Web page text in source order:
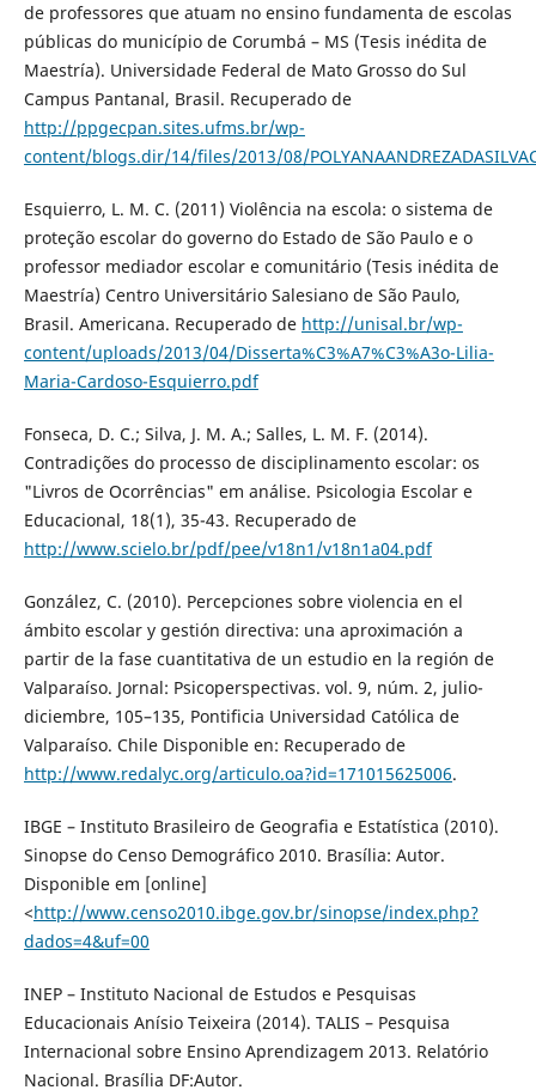
de professores que atuam no ensino fundamenta de escolas
públicas do município de Corumbá – MS (Tesis inédita de
Maestría). Universidade Federal de Mato Grosso do Sul
Campus Pantanal, Brasil. Recuperado de
http://ppgecpan.sites.ufms.br/wp-
content/blogs.dir/14/files/2013/08/
Esquierro, L. M. C. (2011) Violência na escola: o sistema de
proteção escolar do governo do Estado de São Paulo e o
professor mediador escolar e comunitário (Tesis inédita de
Maestría) Centro Universitário Salesiano de São Paulo,
Brasil. Americana. Recuperado de http://unisal.br/wp-
content/uploads/2013/04/Disserta%C3%A7%C3%A3o-Lilia-
Maria-Cardoso-Esquierro.pdf
Fonseca, D. C.; Silva, J. M. A.; Salles, L. M. F. (2014).
Contradições do processo de disciplinamento escolar: os
"Livros de Ocorrências" em análise. Psicologia Escolar e
Educacional, 18(1), 35-43. Recuperado de
http://www.scielo.br/pdf/pee/v18n1/v18n1a04.pdf
González, C. (2010). Percepciones sobre violencia en el
ámbito escolar y gestión directiva: una aproximación a
partir de la fase cuantitativa de un estudio en la región de
Valparaíso. Jornal: Psicoperspectivas. vol. 9, núm. 2, julio-
diciembre, 105–135, Pontificia Universidad Católica de
Valparaíso. Chile Disponible en: Recuperado de
http://www.redalyc.org/articulo.oa?id=171015625006.
IBGE – Instituto Brasileiro de Geografia e Estatística (2010).
Sinopse do Censo Demográfico 2010. Brasília: Autor.
Disponible em [online]
<http://www.censo2010.ibge.gov.br/sinopse/index.php?
dados=4&uf=00
INEP – Instituto Nacional de Estudos e Pesquisas
Educacionais Anísio Teixeira (2014). TALIS – Pesquisa
Internacional sobre Ensino Aprendizagem 2013. Relatório
Nacional. Brasília DF:Autor.